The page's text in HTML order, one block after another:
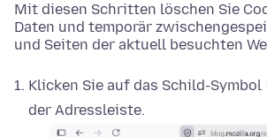
Mit diesen Schritten löschen Sie
Daten und temporär
und Seiten der aktuell besuchten
Klicken Sie auf das Schild-Symbol
der Adressleiste.